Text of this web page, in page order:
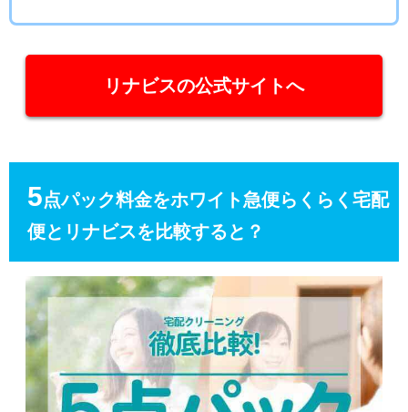
リナビスの公式サイトへ
5点パック料金をホワイト急便らくらく宅配
便とリナビスを比較すると？